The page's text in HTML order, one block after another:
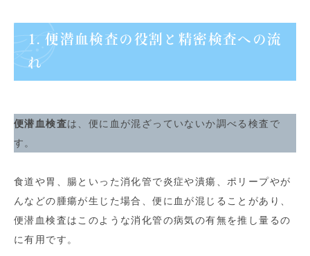
1. 便潜血検査の役割と精密検査への流
れ
便潜血検査は、便に血が混ざっていないか調べる検査で
す。
食道や胃、腸といった消化管で炎症や潰瘍、ポリープやが
んなどの腫瘍が生じた場合、便に血が混じることがあり、
便潜血検査はこのような消化管の病気の有無を推し量るの
に有用です。